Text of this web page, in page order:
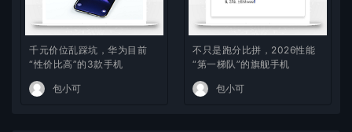
千元价位乱踩坑，华为目前
“性价比高”的3款手机
包小可
不只是跑分比拼，2026性能
“第一梯队”的旗舰手机
包小可